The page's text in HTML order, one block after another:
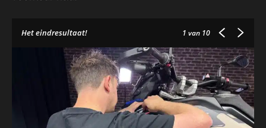
Het eindresultaat! 1 van 10